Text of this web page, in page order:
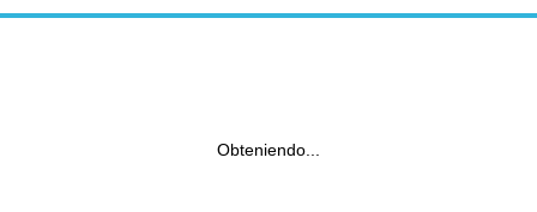
Obteniendo...